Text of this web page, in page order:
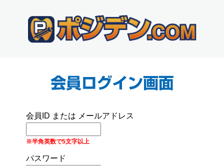
会員ID または メールアドレス
※半角英数で5文字以上
パスワード